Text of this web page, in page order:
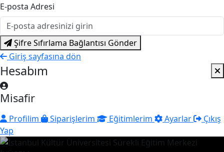
E-posta Adresi
Şifre Sıfırlama Bağlantısı Gönder
Giriş sayfasına dön
Hesabım
Misafir
Profilim Siparişlerim Eğitimlerim Ayarlar
Çıkış
Yap